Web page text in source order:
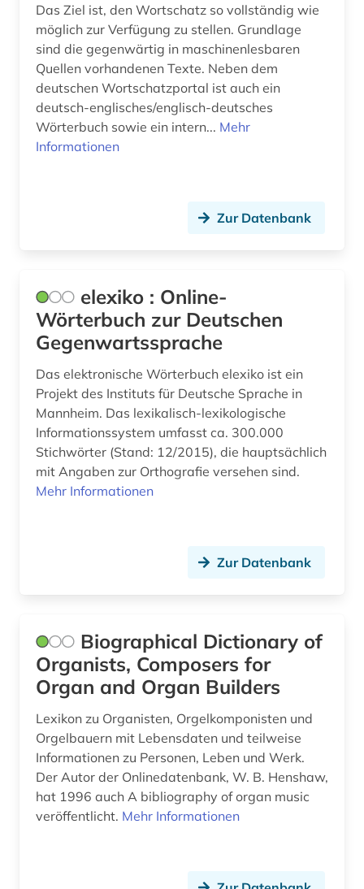
Das Ziel ist, den Wortschatz so vollständig wie
möglich zur Verfügung zu stellen. Grundlage
sind die gegenwärtig in maschinenlesbaren
Quellen vorhandenen Texte. Neben dem
deutschen Wortschatzportal ist auch ein
deutsch-englisches/englisch-deutsches
Wörterbuch sowie ein intern... Mehr
Informationen
Zur Datenbank
elexiko : Online-
Wörterbuch zur Deutschen
Gegenwartssprache
Das elektronische Wörterbuch elexiko ist ein
Projekt des Instituts für Deutsche Sprache in
Mannheim. Das lexikalisch-lexikologische
Informationssystem umfasst ca. 300.000
Stichwörter (Stand: 12/2015), die hauptsächlich
mit Angaben zur Orthografie versehen sind.
Mehr Informationen
Zur Datenbank
Biographical Dictionary of
Organists, Composers for
Organ and Organ Builders
Lexikon zu Organisten, Orgelkomponisten und
Orgelbauern mit Lebensdaten und teilweise
Informationen zu Personen, Leben und Werk.
Der Autor der Onlinedatenbank, W. B. Henshaw,
hat 1996 auch A bibliography of organ music
veröffentlicht. Mehr Informationen